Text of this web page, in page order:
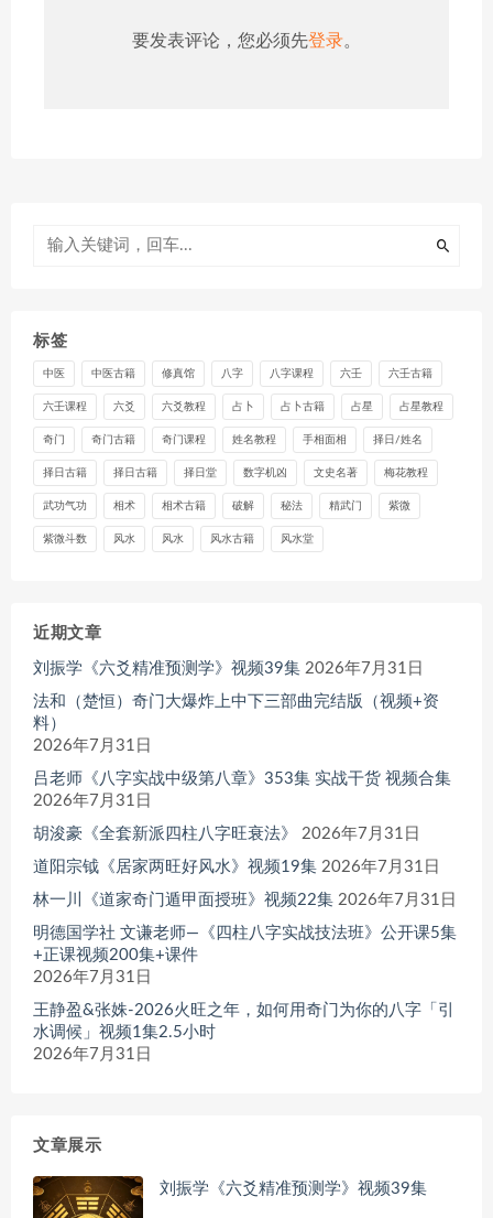
要发表评论，您必须先登录。
标签
中医 中医古籍 修真馆 八字 八字课程 六壬 六壬古籍
六壬课程 六爻 六爻教程 占卜 占卜古籍 占星 占星教程
奇门 奇门古籍 奇门课程 姓名教程 手相面相 择日/姓名
择日古籍 择日古籍 择日堂 数字机凶 文史名著 梅花教程
武功气功 相术 相术古籍 破解 秘法 精武门 紫微
紫微斗数 风水 风水 风水古籍 风水堂
近期文章
刘振学《六爻精准预测学》视频39集 2026年7月31日
法和（楚恒）奇门大爆炸上中下三部曲完结版（视频+资
料）
2026年7月31日
吕老师《八字实战中级第八章》353集 实战干货 视频合集
2026年7月31日
胡浚豪《全套新派四柱八字旺衰法》
2026年7月31日
道阳宗钺《居家两旺好风水》视频19集 2026年7月31日
林一川《道家奇门遁甲面授班》视频22集 2026年7月31日
明德国学社 文谦老师—《四柱八字实战技法班》公开课5集
+正课视频200集+课件
2026年7月31日
王静盈&张姝-2026火旺之年，如何用奇门为你的八字「引
水调候」视频1集2.5小时
2026年7月31日
文章展示
刘振学《六爻精准预测学》视频39集